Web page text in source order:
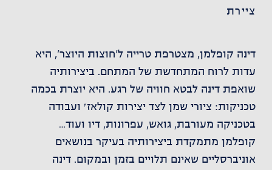
ציירת
דינה קופלמן, מצטרפת טרייה ל’חוצות היוצר’, היא
עדות לרוח המתחדשת של המתחם. ביצירותיה
שואפת דינה לבטא חוויה של רגע. היא יוצרת בכמה
טכניקות: ציורי שמן לצד יצירות קולאז׳ ועבודה
בטכניקה מעורבת, גואש, עפרונות, דיו ועוד…
קופלמן מתמקדת ביצירותיה בעיקר בנושאים
אוניברסליים שאינם תלויים בזמן ובמקום. דינה